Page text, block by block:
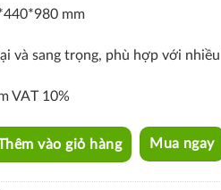
mm
và sang trọng, phù hợp với
VAT 10%
vào giỏ hàng Mua ngay